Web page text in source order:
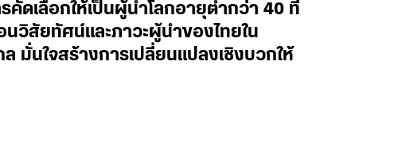
ดเลือกให้เป็นผู้นำโลกอายุต่ำกว่า 40 ที่
นวิสัยทัศน์และภาวะผู้นำของไทยใน
มั่นใจสร้างการเปลี่ยนแปลงเชิงบวกให้